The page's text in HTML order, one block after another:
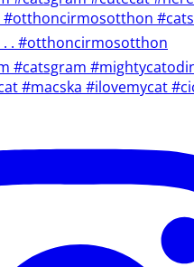
. #otthoncirmosotthon #cats